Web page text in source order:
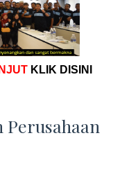
KLIK DISINI